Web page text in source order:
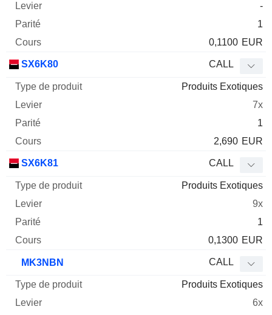
-
1
0,1100 EUR
SX6K80 CALL
Produits Exotiques
7x
1
2,690 EUR
SX6K81 CALL
Produits Exotiques
9x
1
0,1300 EUR
MK3NBN CALL
Produits Exotiques
6x